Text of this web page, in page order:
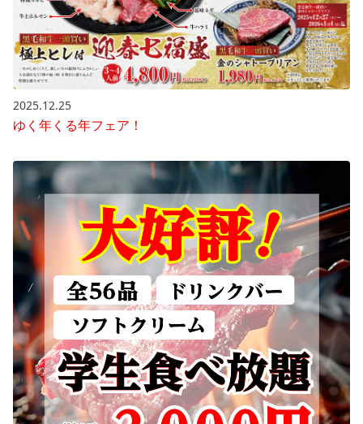
2025.12.25
ゆく年くる年フェア！